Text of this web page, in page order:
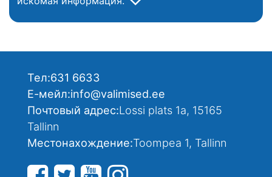
Тел:631 6633
Е-мейл:info@valimised.ee
Почтовый адрес:Lossi plats 1a, 15165
Tallinn
Местонахождение:Toompea 1, Tallinn